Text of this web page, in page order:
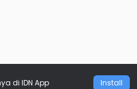
di IDN App Install